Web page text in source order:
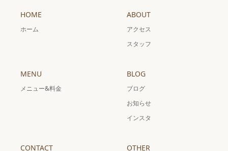
HOME
ホーム
ABOUT
アクセス
スタッフ
MENU
メニュー&料金
BLOG
ブログ
お知らせ
インスタ
CONTACT OTHER